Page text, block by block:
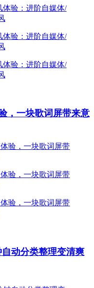
，一块歌词屏带来意
动分类整理变清爽